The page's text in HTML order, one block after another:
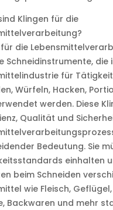
Klingen für die
die
Schneidinstrumente, die
für
Würfeln, Hacken,
werden. Diese
Qualität und
Bedeutung. Sie
einhalten
beim Schneiden
wie Fleisch,
Backwaren und mehr